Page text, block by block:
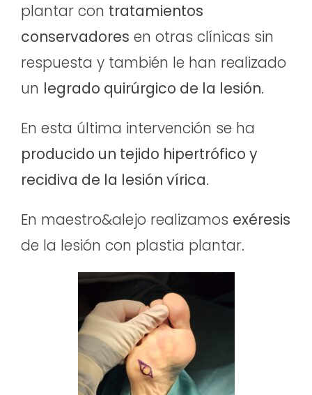
plantar con tratamientos
conservadores en otras clínicas sin
respuesta y también le han realizado
un legrado quirúrgico de la lesión.
En esta última intervención se ha
producido un tejido hipertrófico y
recidiva de la lesión vírica.
En maestro&alejo realizamos exéresis
de la lesión con plastia plantar.